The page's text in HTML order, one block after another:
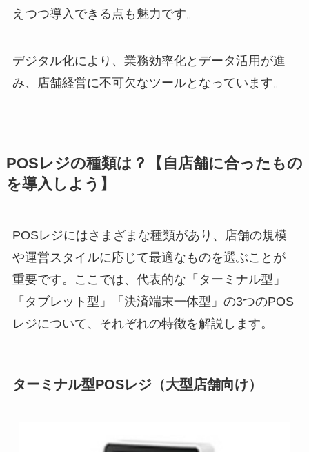
えつつ導入できる点も魅力です。
デジタル化により、業務効率化とデータ活用が進
み、店舗経営に不可欠なツールとなっています。
POSレジの種類は？【自店舗に合ったもの
を導入しよう】
POSレジにはさまざまな種類があり、店舗の規模
や運営スタイルに応じて最適なものを選ぶことが
重要です。ここでは、代表的な「ターミナル型」
「タブレット型」「決済端末一体型」の3つのPOS
レジについて、それぞれの特徴を解説します。
ターミナル型POSレジ（大型店舗向け）